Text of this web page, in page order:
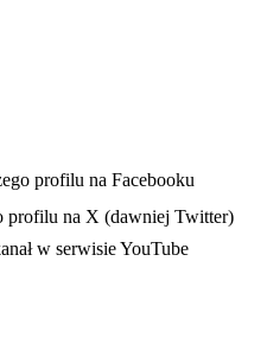
karcie
profilu na Facebooku
profilu na X (dawniej Twitter)
karcie
w serwisie YouTube